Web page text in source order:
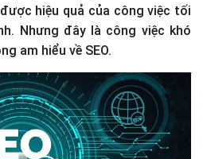
hiệu quả của công việc tối
Nhưng đây là công việc khó
am hiểu về SEO.